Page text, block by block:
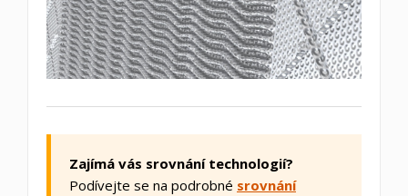
Zajímá vás srovnání technologií?
Podívejte se na podrobné srovnání